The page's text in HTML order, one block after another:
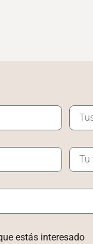
estás interesado